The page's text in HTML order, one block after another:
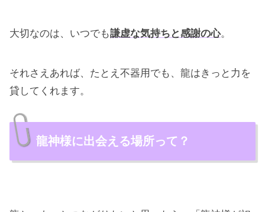
大切なのは、いつでも謙虚な気持ちと感謝の心。
それさえあれば、たとえ不器用でも、龍はきっと力を
貸してくれます。
龍神様に出会える場所って？